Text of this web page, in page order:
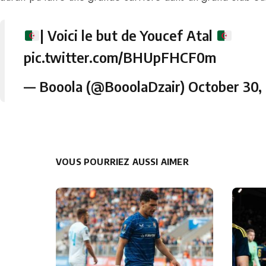
| Voici le but de Youcef Atal
pic.twitter.com/BHUpFHCF0m
— Booola (@BooolaDzair) October 30,
VOUS POURRIEZ AUSSI AIMER